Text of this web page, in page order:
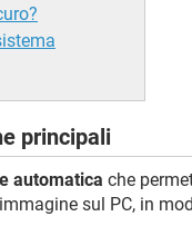
principali
automatica che
sul PC, in